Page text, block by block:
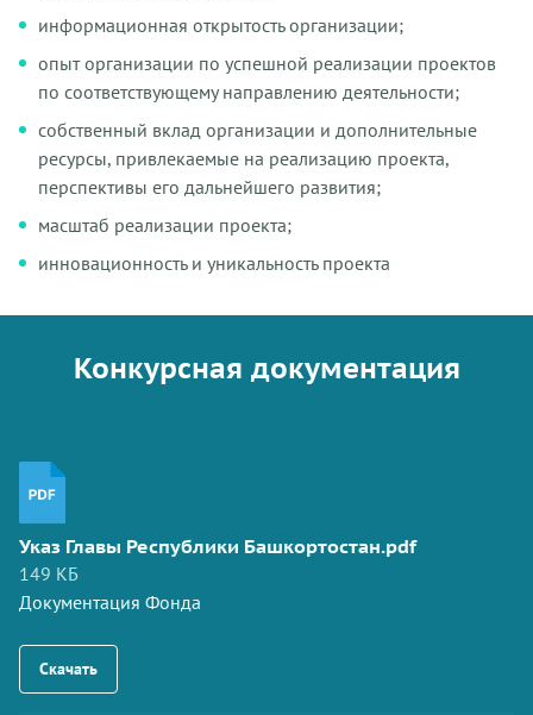
информационная открытость организации;
опыт организации по успешной реализации проектов
по соответствующему направлению деятельности;
собственный вклад организации и дополнительные
ресурсы, привлекаемые на реализацию проекта,
перспективы его дальнейшего развития;
масштаб реализации проекта;
инновационность и уникальность проекта
Конкурсная документация
Указ Главы Республики Башкортостан.pdf
149 КБ
Документация Фонда
Скачать